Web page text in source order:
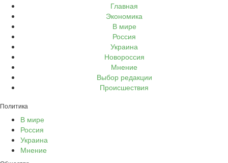
Главная
Экономика
В мире
Россия
Украина
Новороссия
Мнение
Выбор редакции
Происшествия
Политика
В мире
Россия
Украина
Мнение